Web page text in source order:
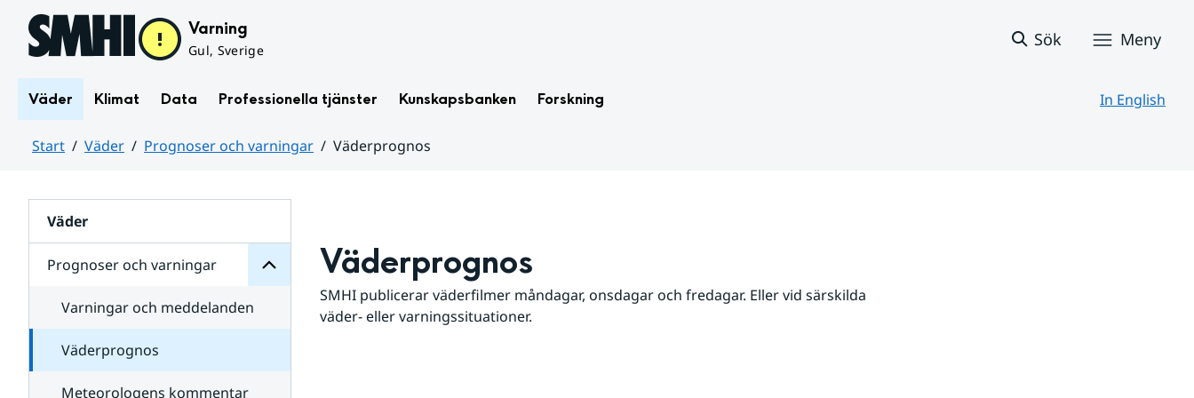
Hoppa till sidans innehåll Varning
Gul, Sverige
Sök Meny
Väder Klimat Data Professionella tjänster Kunskapsbanken Forskning In English
Start Väder Prognoser och varningar
Väderprognos
Väder
Prognoser och varningar
för
varningar
Varningar och meddelanden
Väderprognos
Meteorologens kommentar
Väderprognos
SMHI publicerar väderfilmer måndagar, onsdagar och fredagar. Eller vid särskilda
väder- eller varningssituationer.